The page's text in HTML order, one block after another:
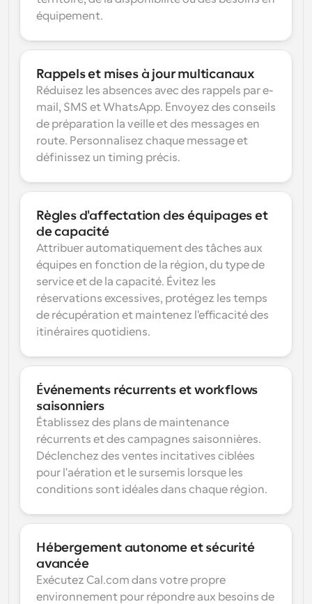
équipement.
Rappels et mises à jour multicanaux
Réduisez les absences avec des rappels par e-
mail, SMS et WhatsApp. Envoyez des conseils
de préparation la veille et des messages en
route. Personnalisez chaque message et
définissez un timing précis.
Règles d'affectation des équipages et
de capacité
Attribuer automatiquement des tâches aux
équipes en fonction de la région, du type de
service et de la capacité. Évitez les
réservations excessives, protégez les temps
de récupération et maintenez l'efficacité des
itinéraires quotidiens.
Événements récurrents et workflows
saisonniers
Établissez des plans de maintenance
récurrents et des campagnes saisonnières.
Déclenchez des ventes incitatives ciblées
pour l'aération et le sursemis lorsque les
conditions sont idéales dans chaque région.
Hébergement autonome et sécurité
avancée
Exécutez Cal.com dans votre propre
environnement pour répondre aux besoins de